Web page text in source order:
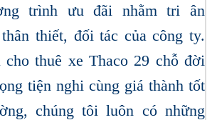
trình ưu đãi nhằm tri ân
thiết, đối tác của công ty.
thuê xe Thaco 29 chỗ đời
tiện nghi cùng giá thành tốt
chúng tôi luôn có những